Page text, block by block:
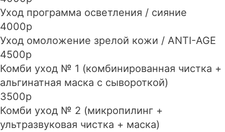
Уход программа осветления / сияние
4000р
Уход омоложение зрелой кожи / ANTI-AGE
4500р
Комби уход № 1 (комбинированная чистка +
альгинатная маска с сывороткой)
3500р
Комби уход № 2 (микропилинг +
ультразвуковая чистка + маска)